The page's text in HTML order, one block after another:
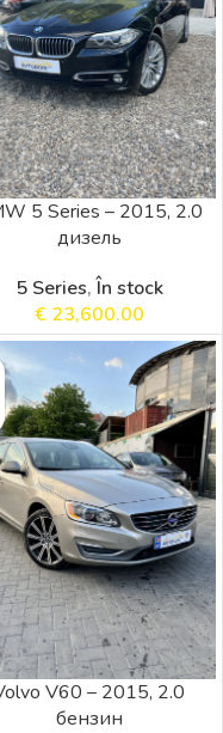
5 Series – 2015, 2.0
дизель
5 Series,În stock
€23,600.00
V60 – 2015, 2.0
бензин